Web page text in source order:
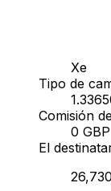
Xe
Tipo de
Comisión
0 GBP
El